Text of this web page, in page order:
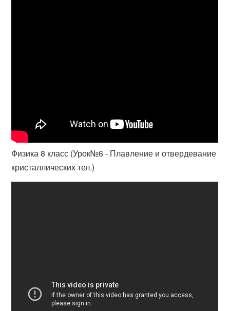
Физика 8 класс (Урок№6 - Плавление и отвердевание
кристаллических тел.)